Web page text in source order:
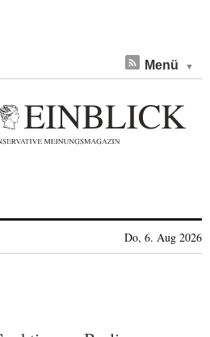
Menü
Do, 6. Aug 2026